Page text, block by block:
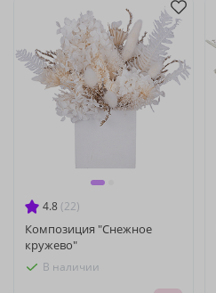
4.8 (22)
Композиция "Снежное
кружево"
В наличии